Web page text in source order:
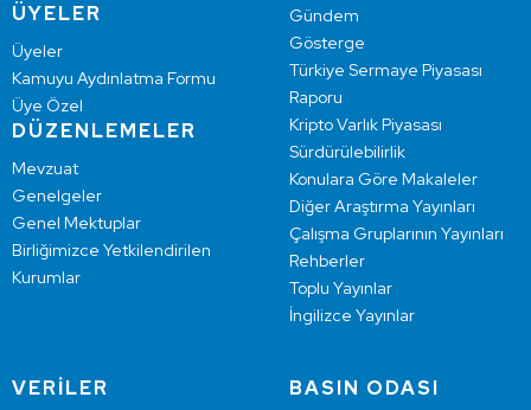
ÜYELER
Üyeler
Kamuyu Aydınlatma Formu
Üye Özel
DÜZENLEMELER
Mevzuat
Genelgeler
Genel Mektuplar
Birliğimizce Yetkilendirilen
Kurumlar
Gündem
Gösterge
Türkiye Sermaye Piyasası
Raporu
Kripto Varlık Piyasası
Sürdürülebilirlik
Konulara Göre Makaleler
Diğer Araştırma Yayınları
Çalışma Gruplarının Yayınları
Rehberler
Toplu Yayınlar
İngilizce Yayınlar
VERİLER BASIN ODASI